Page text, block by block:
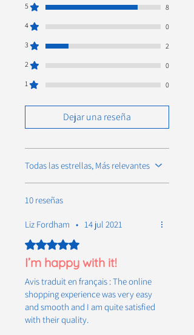
5
8
4
0
3
2
2
0
1
0
Dejar una reseña
Todas las estrellas, Más relevantes
10 reseñas
Liz Fordham • 14 jul 2021
Obtuvo 5 de 5 estrellas.
I’m happy with it!
Avis traduit en français : The online
shopping experience was very easy
and smooth and I am quite satisfied
with their quality.